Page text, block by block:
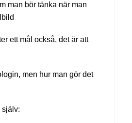
man bör tänka när man
ett mål också, det är att
men hur man gör det
själv: